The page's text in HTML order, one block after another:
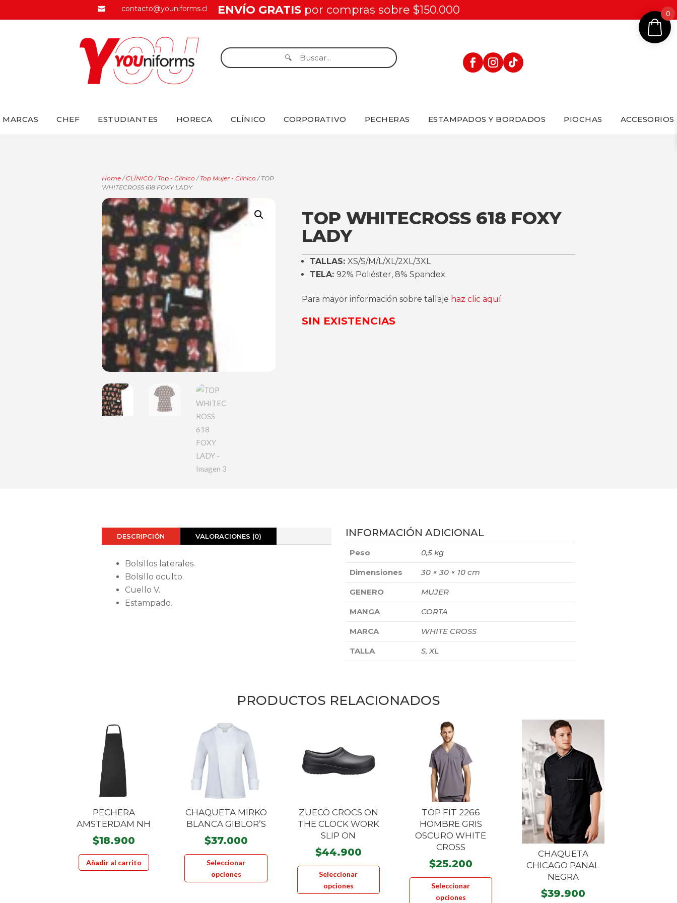
 contacto@youniforms.cl ENVÍO GRATISpor compras sobre $150.000
MARCAS CHEF ESTUDIANTES HORECA CLÍNICO CORPORATIVO PECHERAS ESTAMPADOS Y BORDADOS PIOCHAS ACCESORIOS
Home/CLÍNICO/Top - Clínico /Top Mujer - Clínico / TOP
WHITECROSS 618 FOXY LADY
TOP WHITECROSS 618 FOXY
LADY
TALLAS: XS/S/M/L/XL/2XL/3XL
TELA: 92% Poliéster, 8% Spandex.
Para mayor información sobre tallaje haz clic aquí
SIN EXISTENCIAS
DESCRIPCIÓN VALORACIONES (0)
Bolsillos laterales.
Bolsillo oculto.
Cuello V.
Estampado.
INFORMACIÓN ADICIONAL
Peso 0,5 kg
Dimensiones 30 × 30 × 10 cm
GENERO MUJER
MANGA CORTA
MARCA WHITE CROSS
TALLA S, XL
PRODUCTOS RELACIONADOS
PECHERA
AMSTERDAM NH
$18.900
Añadir al carrito
CHAQUETA MIRKO
BLANCA GIBLOR’S
$37.000
Seleccionar
opciones
Este
producto
tiene
ZUECO CROCS ON
THE CLOCK WORK
SLIP ON
$44.900
Seleccionar
opciones
Este
producto
tiene
TOP FIT 2266
HOMBRE GRIS
OSCURO WHITE
CROSS
$25.200
Seleccionar
opciones
Este
CHAQUETA
CHICAGO PANAL
NEGRA
$39.900
0